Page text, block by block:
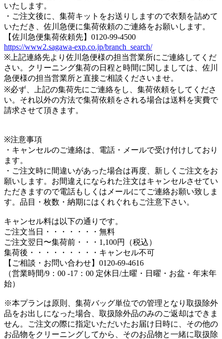
いたします。
・ご注文後に、集荷キットをお送りしますので衣類を詰めて
いただき、佐川急便に集荷依頼のご連絡をお願いします。
【佐川急便集荷依頼先】0120-99-4500
https://www2.sagawa-exp.co.jp/branch_search/
※上記連絡先より佐川急便様の担当営業所にご連絡してくだ
さい。クリーニング集荷の日程と時間に関しましては、佐川
急便様の担当営業所と直接ご相談くださいませ。
※必ず、上記の集荷先にご連絡をし、集荷依頼をしてくださ
い。それ以外の方法で集荷依頼をされる場合は送料を実費で
請求させて頂きます。
※注意事項
・キャンセルのご連絡は、電話・メールで受け付けしており
ます。
・ご注文時に間違いがあった場合は再度、新しくご注文をお
願いします。お間違えになられた注文はキャンセルさせてい
ただきますので電話もしくはメールにてご連絡お願い致しま
す。品目・枚数・納期にはくれぐれもご注意下さい。
キャンセル料は以下の通りです。
ご注文当日・・・・・・・無料
ご注文翌日〜集荷前・・・1,100円（税込）
集荷後・・・・・・・・・キャンセル不可
【ご相談・お問い合わせ】0120-69-4616
（営業時間/9：00 -17：00 定休日/土曜・日曜・お盆・年末年
始）
※本プランは原則、集荷バッグ単位での管理となり取扱除外
品をお出しになった場合、取扱除外品のみのご返却はできま
せん。ご注文の際に指定いただいたお届け日時に、その他の
お品物をクリーニングしてから、そのお品物と一緒に取扱除